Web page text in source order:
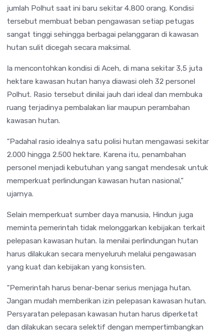
jumlah Polhut saat ini baru sekitar 4.800 orang. Kondisi
tersebut membuat beban pengawasan setiap petugas
sangat tinggi sehingga berbagai pelanggaran di kawasan
hutan sulit dicegah secara maksimal.
Ia mencontohkan kondisi di Aceh, di mana sekitar 3,5 juta
hektare kawasan hutan hanya diawasi oleh 32 personel
Polhut. Rasio tersebut dinilai jauh dari ideal dan membuka
ruang terjadinya pembalakan liar maupun perambahan
kawasan hutan.
“Padahal rasio idealnya satu polisi hutan mengawasi sekitar
2.000 hingga 2.500 hektare. Karena itu, penambahan
personel menjadi kebutuhan yang sangat mendesak untuk
memperkuat perlindungan kawasan hutan nasional,”
ujarnya.
Selain memperkuat sumber daya manusia, Hindun juga
meminta pemerintah tidak melonggarkan kebijakan terkait
pelepasan kawasan hutan. Ia menilai perlindungan hutan
harus dilakukan secara menyeluruh melalui pengawasan
yang kuat dan kebijakan yang konsisten.
“Pemerintah harus benar-benar serius menjaga hutan.
Jangan mudah memberikan izin pelepasan kawasan hutan.
Persyaratan pelepasan kawasan hutan harus diperketat
dan dilakukan secara selektif dengan mempertimbangkan